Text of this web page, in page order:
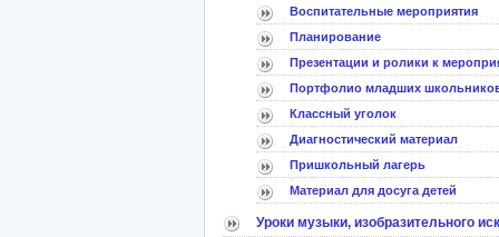
Воспитательные мероприятия
Планирование
Презентации и ролики к
Портфолио младших
Классный уголок
Диагностический материал
Пришкольный лагерь
Материал для досуга детей
Уроки музыки, изобразительного